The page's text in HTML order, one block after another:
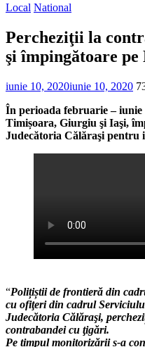
Local National
Percheziţii la
şi împingătoare pe
iunie 10, 2020iunie 10, 2020
În perioada februarie –
Timișoara, Giurgiu şi Iaşi,
Judecătoria Călăraşi pentru
“Polițiștii de frontieră din
cu ofiţeri din cadrul
Judecătoria Călăraşi,
contrabandei cu ţigări.
Pe timpul monitorizării s-a